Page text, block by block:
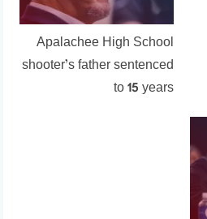
Apalachee High School
shooter’s father sentenced
to 15 years